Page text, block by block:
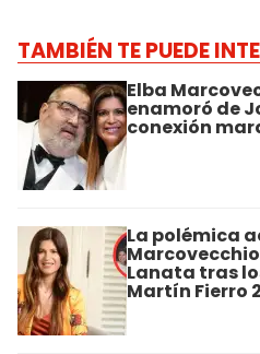
TAMBIÉN TE PUEDE
Elba
enamoró de
conexión
La polémica
Lanata tras
Martín Fierro